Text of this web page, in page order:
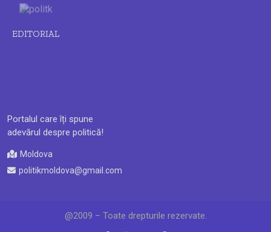
Portalul care îți spune
adevărul despre politică!
Moldova
politikmoldova@gmail.com
EDITORIAL
@2009 – Toate drepturile rezervate.